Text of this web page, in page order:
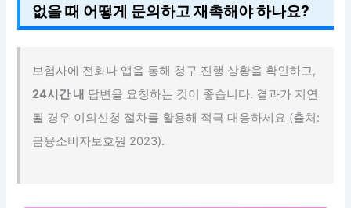
없을 때 어떻게 문의하고 재촉해야 하나요?
보험사에 전화나 앱을 통해 청구 진행 상황을 확인하고,
24시간 내 답변을 요청하는 것이 좋습니다. 결과가 지연
될 경우 이의신청 절차를 활용해 적극 대응하세요 (출처:
금융소비자보호원 2023).